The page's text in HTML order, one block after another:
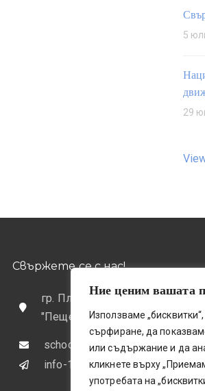
Ние ценим вашата
Използваме
сърфиране, да
или съдържание и да
кликнете върху
употребата на
5
29
Свържете се с нас!
гр. Пловдив, пощ. код 4001,
"Пещерско шосе" № 131
school@oupetleshkov.org
info-1690341@edu.mon.bg